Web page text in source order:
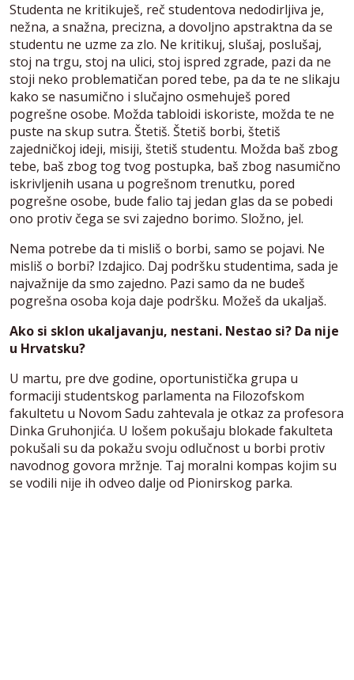
Studenta ne kritikuješ, reč studentova nedodirljiva je,
nežna, a snažna, precizna, a dovoljno apstraktna da se
studentu ne uzme za zlo. Ne kritikuj, slušaj, poslušaj,
stoj na trgu, stoj na ulici, stoj ispred zgrade, pazi da ne
stoji neko problematičan pored tebe, pa da te ne slikaju
kako se nasumično i slučajno osmehuješ pored
pogrešne osobe. Možda tabloidi iskoriste, možda te ne
puste na skup sutra. Štetiš. Štetiš borbi, štetiš
zajedničkoj ideji, misiji, štetiš studentu. Možda baš zbog
tebe, baš zbog tog tvog postupka, baš zbog nasumično
iskrivljenih usana u pogrešnom trenutku, pored
pogrešne osobe, bude falio taj jedan glas da se pobedi
ono protiv čega se svi zajedno borimo. Složno, jel.
Nema potrebe da ti misliš o borbi, samo se pojavi. Ne
misliš o borbi? Izdajico. Daj podršku studentima, sada je
najvažnije da smo zajedno. Pazi samo da ne budeš
pogrešna osoba koja daje podršku. Možeš da ukaljaš.
Ako si sklon ukaljavanju, nestani. Nestao si? Da nije
u Hrvatsku?
U martu, pre dve godine, oportunistička grupa u
formaciji studentskog parlamenta na Filozofskom
fakultetu u Novom Sadu zahtevala je otkaz za profesora
Dinka Gruhonjića. U lošem pokušaju blokade fakulteta
pokušali su da pokažu svoju odlučnost u borbi protiv
navodnog govora mržnje. Taj moralni kompas kojim su
se vodili nije ih odveo dalje od Pionirskog parka.